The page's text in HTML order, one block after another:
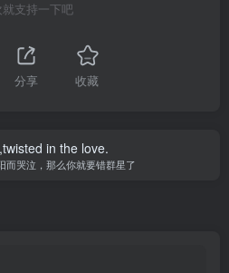
就支持一下吧
分享 收藏
in the love.
而哭泣，那么你就要错群星了